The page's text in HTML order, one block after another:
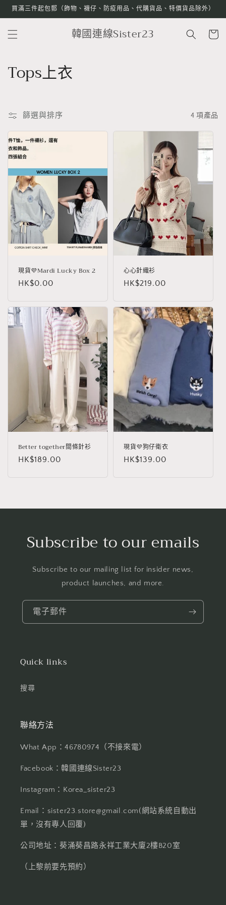
跳至內
買滿三件起包郵（飾物、襪仔、防疫用品、代購貨品、特價貨品除外）
韓國連線Sister23
購
物
商
系
列
:
Tops上衣
篩選與排序 4 項產品
現貨💜Mardi Lucky Box 2
定
HK$0.00
心心針織衫
定
HK$219.00
Better together間條針衫
定
HK$189.00
現貨💜狗仔衛衣
定
HK$139.00
Subscribe to our emails
Subscribe to our mailing list for insider news,
product launches, and more.
電子郵件
Quick links
搜尋
聯絡方法
What App：46780974（不接來電）
Facebook：韓國連線Sister23
Instagram：Korea_sister23
Email：sister23.store@gmail.com(網站系統自動出
單，沒有專人回覆)
公司地址：葵涌葵昌路永祥工業大廈2樓B20室
（上黎前要先預約）